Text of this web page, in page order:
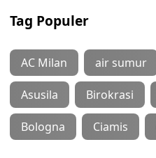
Tag Populer
AC Milan air sumur
Asusila Birokrasi
Bologna Ciamis